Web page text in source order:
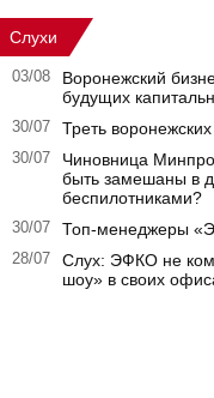
Слухи
03/08
Воронежский
будущих
30/07 Треть
30/07
Чиновница
быть замешаны в
беспилотниками?
30/07 Топ-менеджеры
28/07
Слух: ЭФКО не
шоу» в своих